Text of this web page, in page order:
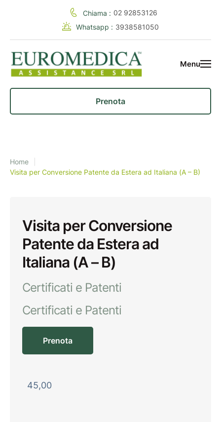
Chiama : 02 92853126
Whatsapp : 3938581050
Menu
Prenota
Home
Visita per Conversione Patente da Estera ad Italiana (A – B)
Visita per Conversione
Patente da Estera ad
Italiana (A – B)
Certificati e Patenti
Certificati e Patenti
Prenota
45,00